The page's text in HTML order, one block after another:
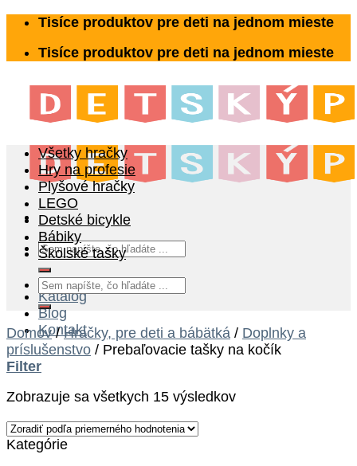
Skip
content
Tisíce produktov pre deti na jednom mieste
Tisíce produktov pre deti na jednom mieste
Hľadať:
Katalóg
Blog
Kontakt
Všetky hračky
Hry na profesie
Plyšové hračky
LEGO
Detské bicykle
Bábiky
Školské tašky
Hľadať:
Domov / Hračky, pre deti a bábätká / Doplnky a
príslušenstvo / Prebaľovacie tašky na kočík
Filter
Zobrazuje sa všetkych 15 výsledkov
Kategórie